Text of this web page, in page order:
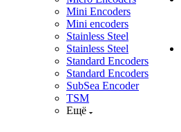
Mini Encoders
Mini encoders
Stainless Steel
Stainless Steel
Standard Encoders
Standard Encoders
SubSea Encoder
TSM
Ещё